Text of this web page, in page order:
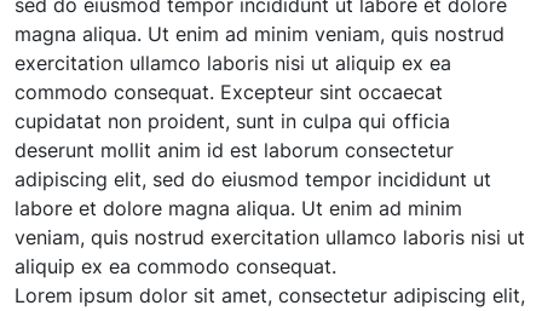
sed do eiusmod tempor incididunt ut labore et dolore
magna aliqua. Ut enim ad minim veniam, quis nostrud
exercitation ullamco laboris nisi ut aliquip ex ea
commodo consequat. Excepteur sint occaecat
cupidatat non proident, sunt in culpa qui officia
deserunt mollit anim id est laborum consectetur
adipiscing elit, sed do eiusmod tempor incididunt ut
labore et dolore magna aliqua. Ut enim ad minim
veniam, quis nostrud exercitation ullamco laboris nisi ut
aliquip ex ea commodo consequat.
Lorem ipsum dolor sit amet, consectetur adipiscing elit,